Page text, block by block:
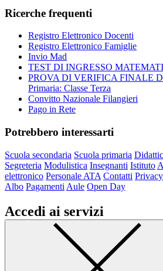
Ricerche frequenti
Registro Elettronico Docenti
Registro Elettronico Famiglie
Invio Mad
TEST DI INGRESSO
PROVA DI VERIFICA FINALE
Primaria: Classe Terza
Convitto Nazionale Filangieri
Pago in Rete
Potrebbero interessarti
Scuola secondaria Scuola primaria
Segreteria Modulistica Insegnanti Istituto
elettronico Personale ATA Contatti Privacy
Albo Pagamenti Aule Open Day
Accedi ai servizi